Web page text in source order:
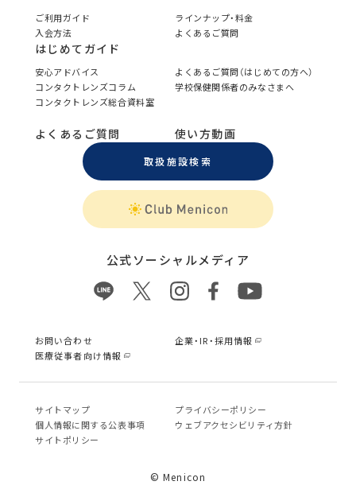
ご利用ガイド
ラインナップ・料金
入会方法
よくあるご質問
はじめてガイド
安心アドバイス
よくあるご質問（はじめての方へ）
コンタクトレンズコラム
学校保健関係者のみなさまへ
コンタクトレンズ総合資料室
よくあるご質問 使い方動画
取扱施設検索
公式ソーシャルメディア
お問い合わせ
企業・IR・採用情報
医療従事者向け情報
サイトマップ
プライバシーポリシー
個⼈情報に関する公表事項
ウェブアクセシビリティ方針
サイトポリシー
© Menicon